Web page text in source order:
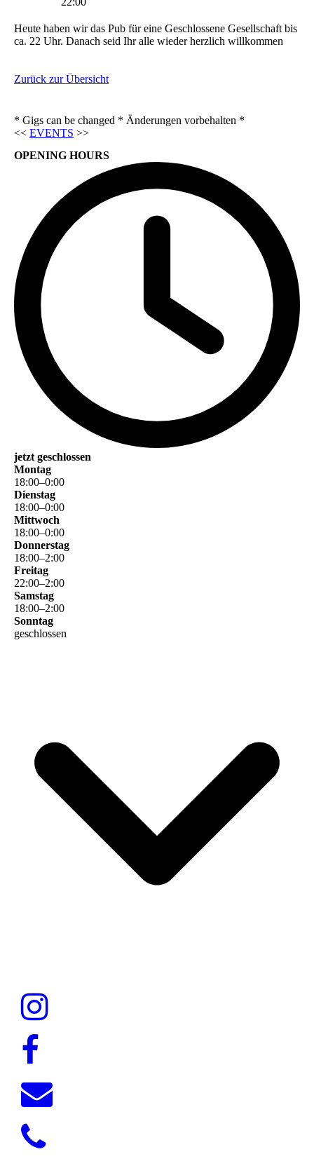
Heute haben wir das Pub für eine Geschlossene Gesellschaft bis
ca. 22 Uhr. Danach seid Ihr alle wieder herzlich willkommen
Zurück zur Übersicht
* Gigs can be changed * Änderungen vorbehalten *
<< EVENTS >>
OPENING HOURS
jetzt geschlossen
Montag
18:00–0:00
Dienstag
18:00–0:00
Mittwoch
18:00–0:00
Donnerstag
18:00–2:00
Freitag
22:00–2:00
Samstag
18:00–2:00
Sonntag
geschlossen